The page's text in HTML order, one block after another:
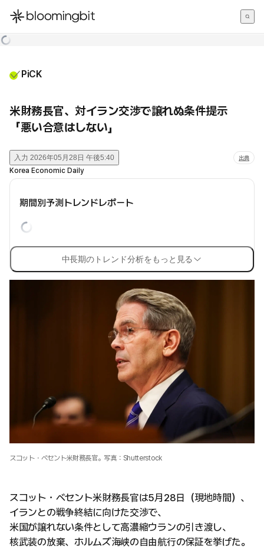
한국어
PiCK
米財務長官、対イラン交渉で譲れぬ条件提示
「悪い合意はしない」
入力 2026年05月28日 午後5:40 出典
Korea Economic Daily
期間別予測トレンドレポート
中長期のトレンド分析をもっと見る
スコット・ベセント米財務長官。写真：Shutterstock
スコット・ベセント米財務長官は5月28日（現地時間）、
イランとの戦争終結に向けた交渉で、
米国が譲れない条件として高濃縮ウランの引き渡し、
核武装の放棄、ホルムズ海峡の自由航行の保証を挙げた。